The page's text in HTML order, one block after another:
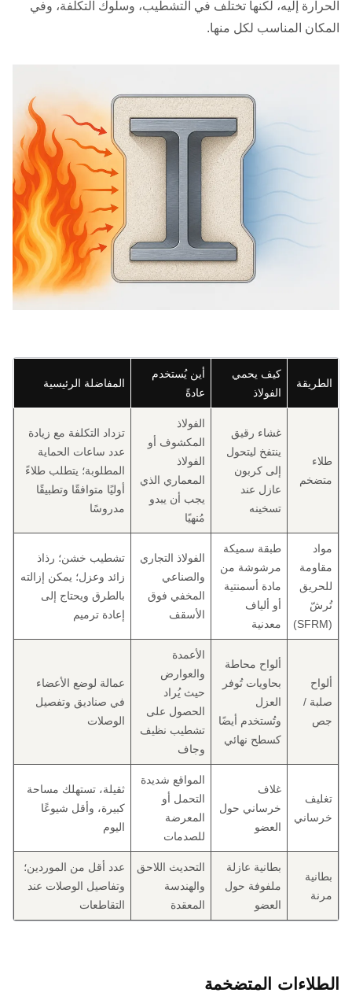
الحرارة إليه، لكنها تختلف في التشطيب، وسلوك التكلفة، وفي
المكان المناسب لكل منها.
الطريقة
كيف يحمي
الفولاذ
أين يُستخدم
عادةً
المفاضلة الرئيسية
طلاء
متضخم
غشاء رقيق
ينتفخ ليتحول
إلى كربون
عازل عند
تسخينه
الفولاذ
المكشوف أو
الفولاذ
المعماري الذي
يجب أن يبدو
مُنهيًا
تزداد التكلفة مع زيادة
عدد ساعات الحماية
المطلوبة؛ يتطلب طلاءً
أوليًا متوافقًا وتطبيقًا
مدروسًا
مواد
مقاومة
للحريق
تُرشّ
(SFRM)
طبقة سميكة
مرشوشة من
مادة أسمنتية
أو ألياف
معدنية
الفولاذ التجاري
والصناعي
المخفي فوق
الأسقف
تشطيب خشن؛ رذاذ
زائد وعزل؛ يمكن إزالته
بالطرق ويحتاج إلى
إعادة ترميم
ألواح
صلبة /
جص
ألواح محاطة
بحاويات تُوفر
العزل
وتُستخدم أيضًا
كسطح نهائي
الأعمدة
والعوارض
حيث يُراد
الحصول على
تشطيب نظيف
وجاف
عمالة لوضع الأعضاء
في صناديق وتفصيل
الوصلات
تغليف
خرساني
غلاف
خرساني حول
العضو
المواقع شديدة
التحمل أو
المعرضة
للصدمات
ثقيلة، تستهلك مساحة
كبيرة، وأقل شيوعًا
اليوم
بطانية
مرنة
بطانية عازلة
ملفوفة حول
العضو
التحديث اللاحق
والهندسة
المعقدة
عدد أقل من الموردين؛
وتفاصيل الوصلات عند
التقاطعات
الطلاءات المتضخمة